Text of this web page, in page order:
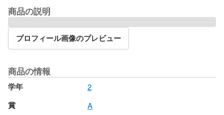
商品の説明
プロフィール画像のプレビュー
商品の情報
学年 2
賞 A